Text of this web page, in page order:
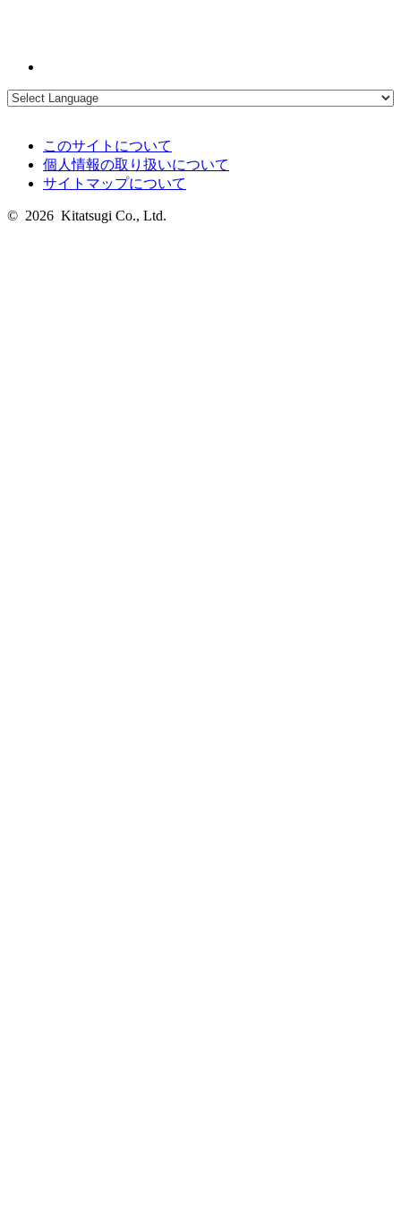
このサイトについて
個人情報の取り扱いについて
サイトマップについて
© 2026 Kitatsugi Co., Ltd.